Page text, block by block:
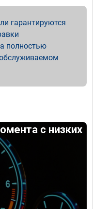
гарантируются
полностью
с низких